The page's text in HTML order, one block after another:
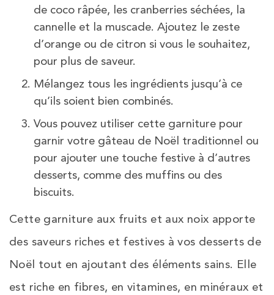
de coco râpée, les cranberries séchées, la
cannelle et la muscade. Ajoutez le zeste
d’orange ou de citron si vous le souhaitez,
pour plus de saveur.
Mélangez tous les ingrédients jusqu’à ce
qu’ils soient bien combinés.
Vous pouvez utiliser cette garniture pour
garnir votre gâteau de Noël traditionnel ou
pour ajouter une touche festive à d’autres
desserts, comme des muffins ou des
biscuits.
Cette garniture aux fruits et aux noix apporte
des saveurs riches et festives à vos desserts de
Noël tout en ajoutant des éléments sains. Elle
est riche en fibres, en vitamines, en minéraux et